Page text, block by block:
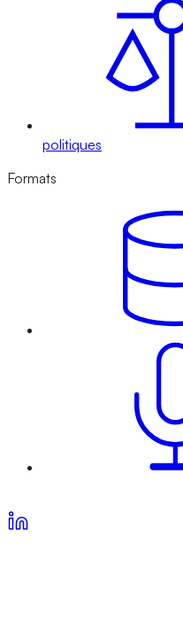
politiques
Formats